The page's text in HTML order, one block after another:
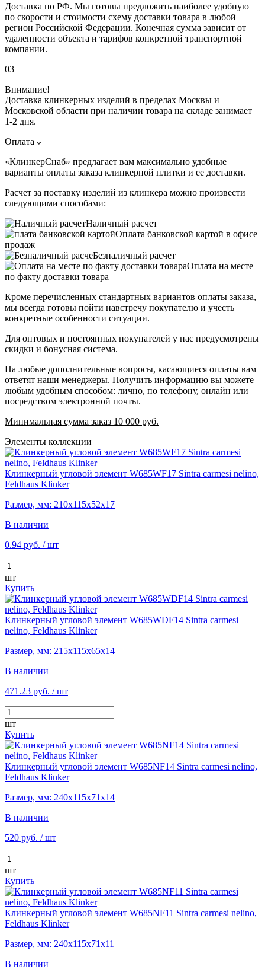
Доставка по РФ. Мы готовы предложить наиболее удобную
по скорости и стоимости схему доставки товара в любой
регион Российской Федерации. Конечная сумма зависит от
удаленности объекта и тарифов конкретной транспортной
компании.
03
Внимание!
Доставка клинкерных изделий в пределах Москвы и
Московской области при наличии товара на складе занимает
1-2 дня.
Оплата
«КлинкерСнаб» предлагает вам максимально удобные
варианты оплаты заказа клинкерной плитки и ее доставки.
Расчет за поставку изделий из клинкера можно произвести
следующими способами:
Наличный расчет
Оплата банковской картой в офисе
продаж
Безналичный расчет
Оплата на месте
по факту доставки товара
Кроме перечисленных стандартных вариантов оплаты заказа,
мы всегда готовы пойти навстречу покупателю и учесть
конкретные особенности ситуации.
Для оптовых и постоянных покупателей у нас предусмотрены
скидки и бонусная система.
На любые дополнительные вопросы, касающиеся оплаты вам
ответят наши менеджеры. Получить информацию вы можете
любым удобным способом: лично, по телефону, онлайн или
посредством электронной почты.
Минимальная сумма заказ 10 000 руб.
Элементы коллекции
Клинкерный угловой элемент W685WF17 Sintra carmesi nelino,
Feldhaus Klinker
Размер, мм: 210х115х52х17
В наличии
0.94 руб. / шт
шт
Купить
Клинкерный угловой элемент W685WDF14 Sintra carmesi
nelino, Feldhaus Klinker
Размер, мм: 215х115х65х14
В наличии
471.23 руб. / шт
шт
Купить
Клинкерный угловой элемент W685NF14 Sintra carmesi nelino,
Feldhaus Klinker
Размер, мм: 240х115х71х14
В наличии
520 руб. / шт
шт
Купить
Клинкерный угловой элемент W685NF11 Sintra carmesi nelino,
Feldhaus Klinker
Размер, мм: 240х115х71х11
В наличии